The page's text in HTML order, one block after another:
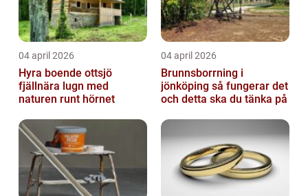
04 april 2026
Hyra boende ottsjö
fjällnära lugn med
naturen runt hörnet
04 april 2026
Brunnsborrning i
jönköping så fungerar det
och detta ska du tänka på